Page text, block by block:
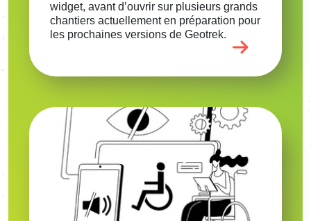
widget, avant d’ou­vrir sur plusieurs grands
chan­tiers actuel­le­ment en prépa­ra­tion pour
les prochaines versions de Geotrek.
Voir l'article
Image